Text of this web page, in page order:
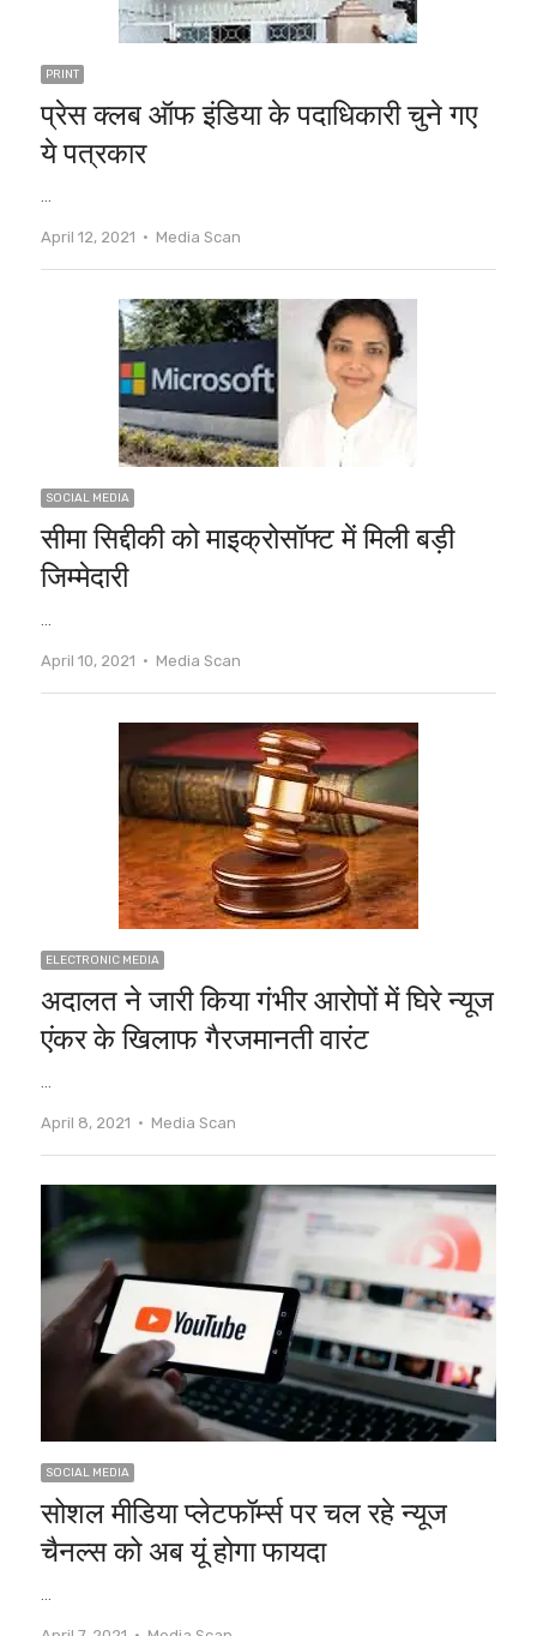
PRINT
प्रेस क्लब ऑफ इंडिया के पदाधिकारी चुने गए
ये पत्रकार
…
April 12, 2021 Author
Media Scan
SOCIAL MEDIA
सीमा सिद्दीकी को माइक्रोसॉफ्ट में मिली बड़ी
जिम्मेदारी
…
April 10, 2021 Author
Media Scan
ELECTRONIC MEDIA
अदालत ने जारी किया गंभीर आरोपों में घिरे न्यूज
एंकर के खिलाफ गैरजमानती वारंट
…
April 8, 2021 Author
Media Scan
SOCIAL MEDIA
सोशल मीडिया प्लेटफॉर्म्स पर चल रहे न्यूज
चैनल्स को अब यूं होगा फायदा
…